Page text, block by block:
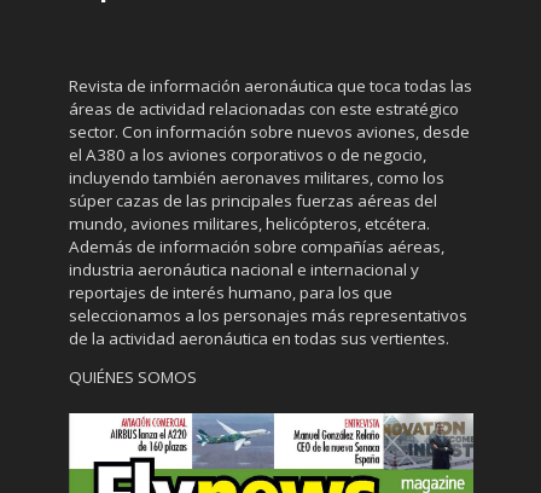
Revista de información aeronáutica que toca todas las
áreas de actividad relacionadas con este estratégico
sector. Con información sobre nuevos aviones, desde
el A380 a los aviones corporativos o de negocio,
incluyendo también aeronaves militares, como los
súper cazas de las principales fuerzas aéreas del
mundo, aviones militares, helicópteros, etcétera.
Además de información sobre compañías aéreas,
industria aeronáutica nacional e internacional y
reportajes de interés humano, para los que
seleccionamos a los personajes más representativos
de la actividad aeronáutica en todas sus vertientes.
QUIÉNES SOMOS